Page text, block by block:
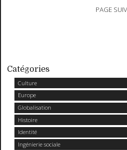
Catégories
Culture
Europe
Globalisation
Histoire
Identité
Ingénierie sociale
PAGE